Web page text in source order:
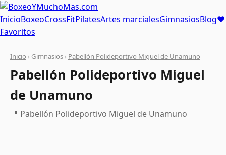
InicioBoxeoCrossFitPilatesArtes marcialesGimnasiosBlog❤
Favoritos
Inicio › Gimnasios › Pabellón Polideportivo Miguel de Unamuno
Pabellón Polideportivo Miguel
de Unamuno
📍 Pabellón Polideportivo Miguel de Unamuno